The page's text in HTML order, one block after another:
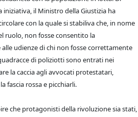
iniziativa, il Ministro della Giustizia ha
con la quale si stabiliva che, in nome
ruolo, non fosse consentito la
udienze di chi non fosse correttamente
di poliziotti sono entrati nei
la caccia agli avvocati protestatari,
fascia rossa e picchiarli.
che protagonisti della rivoluzione sia stati,